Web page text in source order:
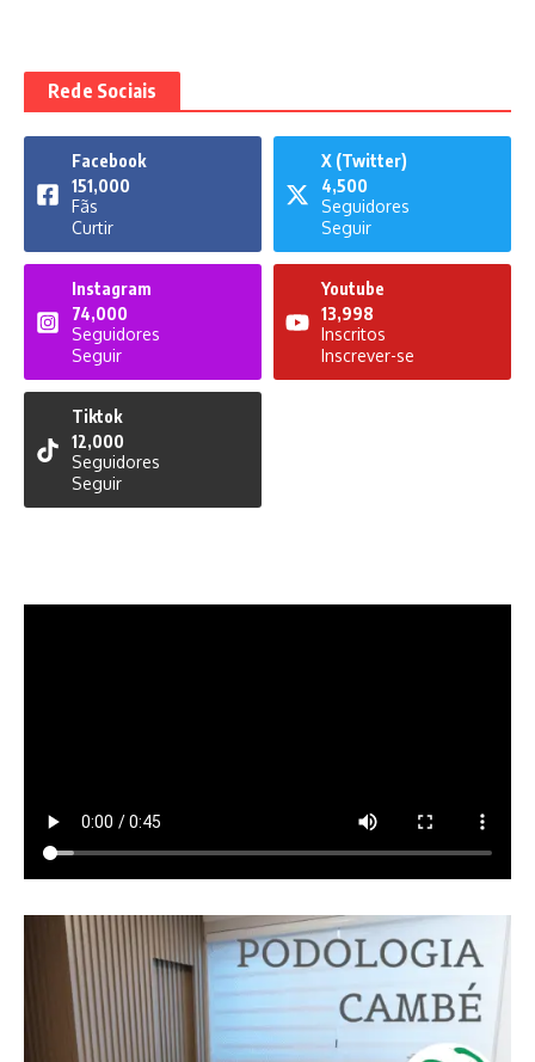
Rede Sociais
Facebook
151,000
Fãs
Curtir
X (Twitter)
4,500
Seguidores
Seguir
Instagram
74,000
Seguidores
Seguir
Youtube
13,998
Inscritos
Inscrever-se
Tiktok
12,000
Seguidores
Seguir